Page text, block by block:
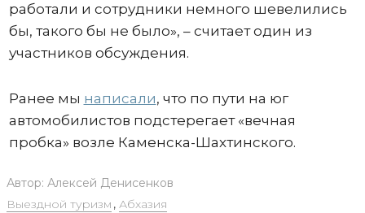
работали и сотрудники немного шевелились
бы, такого бы не было», – считает один из
участников обсуждения.
Ранее мы написали, что по пути на юг
автомобилистов подстерегает «вечная
пробка» возле Каменска-Шахтинского.
Автор: Алексей Денисенков
Выездной туризм , Абхазия